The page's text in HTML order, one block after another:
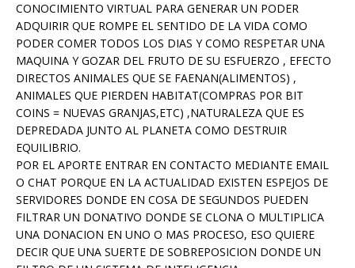
CONOCIMIENTO VIRTUAL PARA GENERAR UN PODER
ADQUIRIR QUE ROMPE EL SENTIDO DE LA VIDA COMO
PODER COMER TODOS LOS DIAS Y COMO RESPETAR UNA
MAQUINA Y GOZAR DEL FRUTO DE SU ESFUERZO , EFECTO
DIRECTOS ANIMALES QUE SE FAENAN(ALIMENTOS) ,
ANIMALES QUE PIERDEN HABITAT(COMPRAS POR BIT
COINS = NUEVAS GRANJAS,ETC) ,NATURALEZA QUE ES
DEPREDADA JUNTO AL PLANETA COMO DESTRUIR
EQUILIBRIO.
POR EL APORTE ENTRAR EN CONTACTO MEDIANTE EMAIL
O CHAT PORQUE EN LA ACTUALIDAD EXISTEN ESPEJOS DE
SERVIDORES DONDE EN COSA DE SEGUNDOS PUEDEN
FILTRAR UN DONATIVO DONDE SE CLONA O MULTIPLICA
UNA DONACION EN UNO O MAS PROCESO, ESO QUIERE
DECIR QUE UNA SUERTE DE SOBREPOSICION DONDE UN